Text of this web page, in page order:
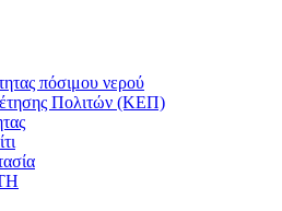
πόσιμου νερού
Πολιτών (ΚΕΠ)